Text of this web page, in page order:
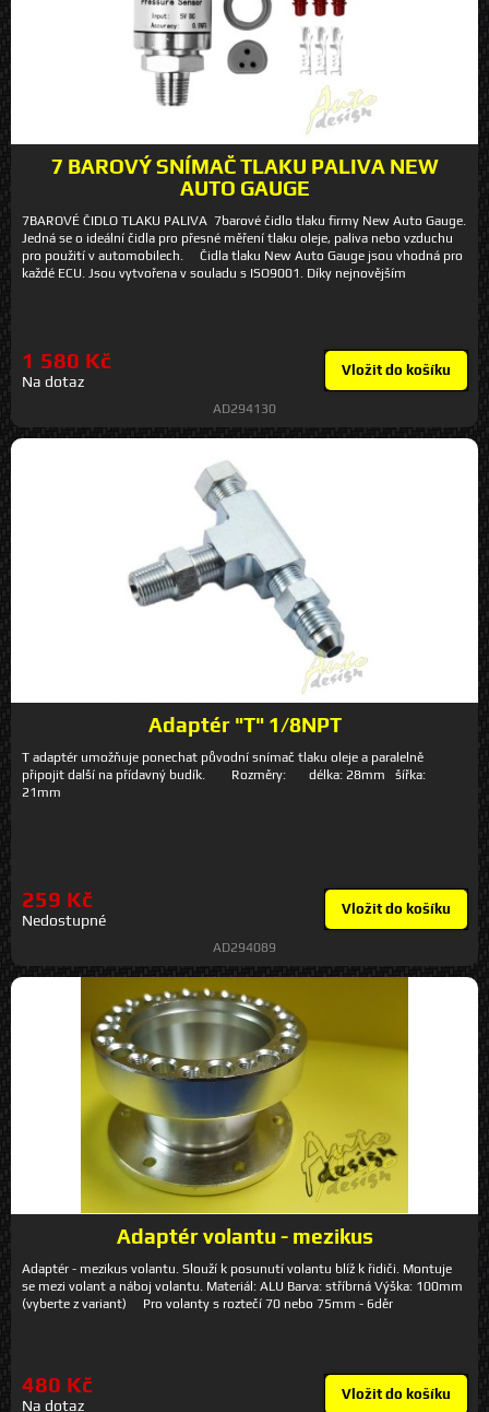
7 BAROVÝ SNÍMAČ TLAKU PALIVA NEW
AUTO GAUGE
7BAROVÉ ČIDLO TLAKU PALIVA 7barové čidlo tlaku firmy New Auto Gauge.
Jedná se o ideální čidla pro přesné měření tlaku oleje, paliva nebo vzduchu
pro použití v automobilech. Čidla tlaku New Auto Gauge jsou vhodná pro
každé ECU. Jsou vytvořena v souladu s ISO9001. Díky nejnovějším
čidlo New Auto Gauge 7 bar, Parametry: - Rozsah napětí: 0,5-4,5 V -
Rozsah tlaku: 0-7 bar - Montážní závit: 1/8"NPT
1 580 Kč
Na dotaz
Vložit do košíku
AD294130
Adaptér "T" 1/8NPT
T adaptér umožňuje ponechat původní snímač tlaku oleje a paralelně
připojit další na přídavný budík. Rozměry: délka: 28mm šířka:
21mm
259 Kč
Nedostupné
Vložit do košíku
AD294089
Adaptér volantu - mezikus
Adaptér - mezikus volantu. Slouží k posunutí volantu blíž k řidiči. Montuje
se mezi volant a náboj volantu. Materiál: ALU Barva: stříbrná Výška: 100mm
(vyberte z variant) Pro volanty s roztečí 70 nebo 75mm - 6děr
480 Kč
Na dotaz
Vložit do košíku